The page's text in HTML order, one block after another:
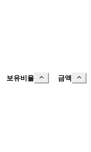
보유비율 금액